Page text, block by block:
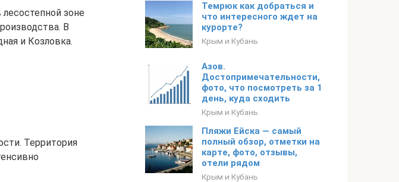
зоне
В
и Козловка.
Территория
Темрюк как добраться и
что интересного ждет на
курорте?
Крым и Кубань
Азов.
Достопримечательности,
фото, что посмотреть за 1
день, куда сходить
Крым и Кубань
Пляжи Ейска — самый
полный обзор, отметки на
карте, фото, отзывы,
отели рядом
Крым и Кубань